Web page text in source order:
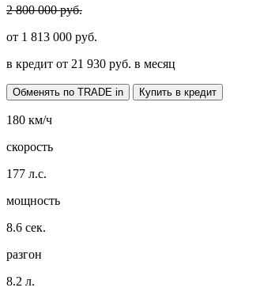
2 800 000 руб.
от 1 813 000 руб.
в кредит от 21 930 руб. в месяц
Обменять по TRADE in Купить в кредит
180 км/ч
скорость
177 л.с.
мощность
8.6 сек.
разгон
8.2 л.